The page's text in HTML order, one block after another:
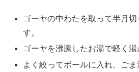
ゴーヤの中わたを取って半月
す。
ゴーヤを沸騰したお湯で軽く
よく絞ってボールに入れ、ご